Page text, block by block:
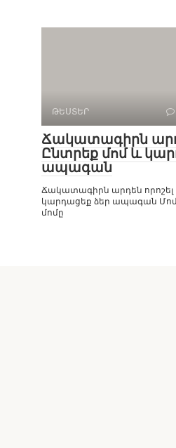
ԹԵՍՏԵՐ
Ճակատագիրն
Ընտրեք մոմ և
ապագան
Ճակատագիրն արդեն որոշել
կարդացեք ձեր ապագան
մոմը